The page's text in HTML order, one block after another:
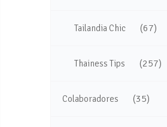
Tailandia Chic (67)
Thainess Tips (257)
Colaboradores (35)